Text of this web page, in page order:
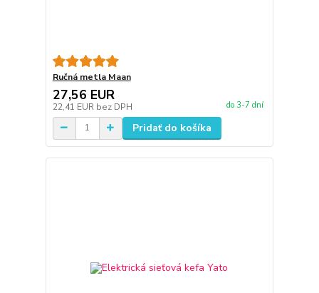
Ručná metla Maan
27,56 EUR
22,41 EUR bez DPH do 3-7 dní
Pridať do košíka